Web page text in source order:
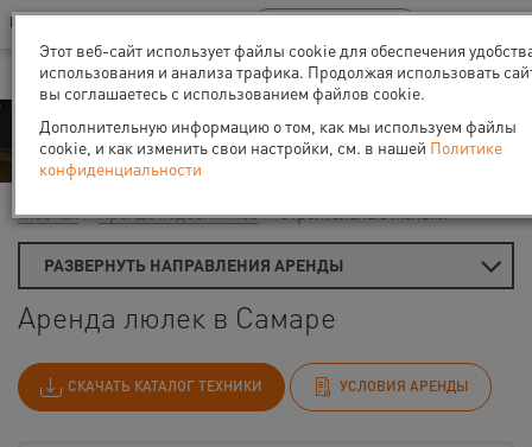
Ваш город:Самара
В Вашем регионе нет наших офисов RU EN
Аренда
Главная Аренда подъемников Строительные люльки
РАЗВЕРНУТЬ НАПРАВЛЕНИЯ АРЕНДЫ
Аренда люлек в Самаре
СКАЧАТЬ КАТАЛОГ ТЕХНИКИ УСЛОВИЯ АРЕНДЫ
Этот веб-сайт использует файлы cookie для обеспечения
использования и анализа трафика. Продолжая использовать
вы соглашаетесь с использованием файлов cookie.
Дополнительную информацию о том, как мы используем файлы
cookie, и как изменить свои настройки, см. в нашей Политике
конфиденциальности